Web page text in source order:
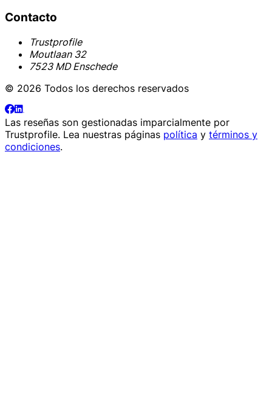
Contacto
Trustprofile
Moutlaan 32
7523 MD Enschede
© 2026 Todos los derechos reservados
Las reseñas son gestionadas imparcialmente por
Trustprofile. Lea nuestras páginas política y términos y
condiciones.